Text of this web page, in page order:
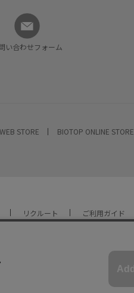
い合わせフォーム
STORE
BIOTOP ONLINE STORE
リクルート ご利用ガイド